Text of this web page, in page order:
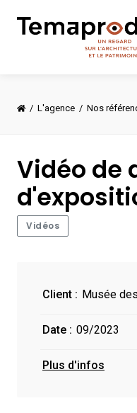
L'agence Nos
Vidéo de
Vidéos
Client : Musée
Date : 09/2023
Plus d'infos